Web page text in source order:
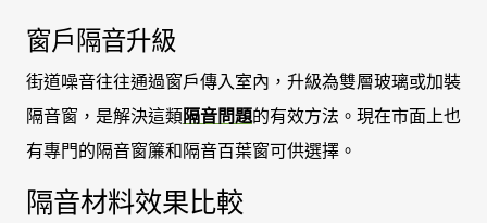
窗戶隔音升級
街道噪音往往通過窗戶傳入室內，升級為雙層玻璃或加裝
隔音窗，是解決這類 隔音問題的有效方法。現在市面上也
有專門的隔音窗簾和隔音百葉窗可供選擇。
隔音材料效果比較